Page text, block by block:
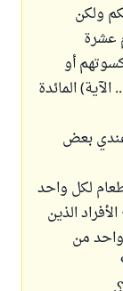
ولكن
عشرة
أو
المائدة
عندي بعض
لكل واحد
الذين
من